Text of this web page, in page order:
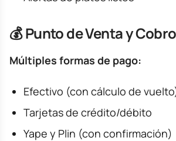
💰 Punto de Venta y Cobro
Múltiples formas de pago:
Efectivo (con cálculo de
Tarjetas de crédito/débito
Yape y Plin (con confirmación)